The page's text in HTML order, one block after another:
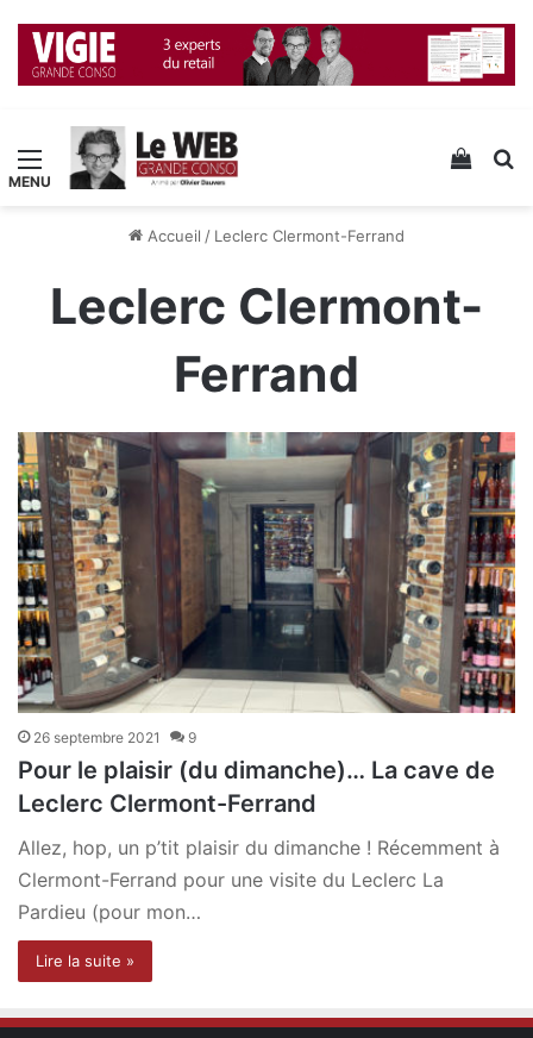
Menu Voir
Accueil / Leclerc Clermont-Ferrand
Leclerc Clermont-
Ferrand
26 septembre 2021 9
Pour le plaisir (du dimanche)… La cave de
Leclerc Clermont-Ferrand
Allez, hop, un p’tit plaisir du dimanche ! Récemment à
Clermont-Ferrand pour une visite du Leclerc La
Pardieu (pour mon…
Lire la suite »